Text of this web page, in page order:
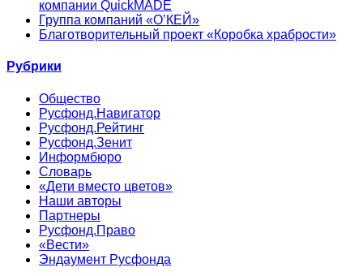
компании QuickMADE
Группа компаний «О’КЕЙ»
Благотворительный проект «Коробка храбрости»
Рубрики
Общество
Русфонд.Навигатор
Русфонд.Рейтинг
Русфонд.Зенит
Информбюро
Словарь
«Дети вместо цветов»
Наши авторы
Партнеры
Русфонд.Право
«Вести»
Эндаумент Русфонда